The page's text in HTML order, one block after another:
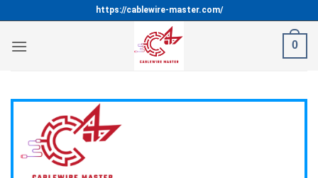
qua
nội
https://cablewire-master.com/
0